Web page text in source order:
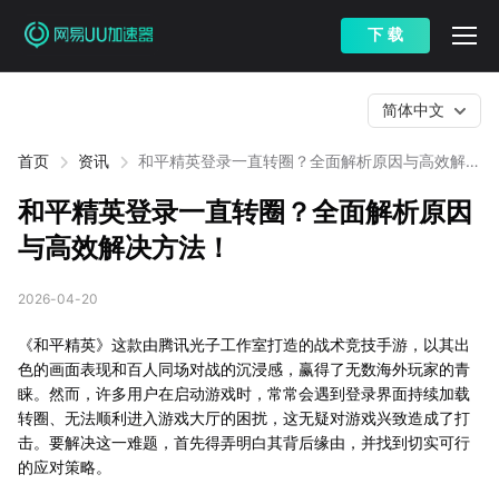
下 载
首页 资讯
和平精英登录一直转圈？全面解析原因与高效解决
简体中文
和平精英登录一直转圈？全面解析原因
与高效解决方法！
2026-04-20
《和平精英》这款由腾讯光子工作室打造的战术竞技手游，以其出
色的画面表现和百人同场对战的沉浸感，赢得了无数海外玩家的青
睐。然而，许多用户在启动游戏时，常常会遇到登录界面持续加载
转圈、无法顺利进入游戏大厅的困扰，这无疑对游戏兴致造成了打
击。要解决这一难题，首先得弄明白其背后缘由，并找到切实可行
的应对策略。